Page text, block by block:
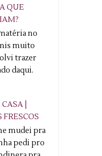
QUE
no
muito
trazer
daqui.
|
FRESCOS
mudei pra
pedi pro